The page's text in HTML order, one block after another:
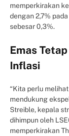
memperkirakan
dengan 2,7%
sebesar 0,3%.
Emas
Inflasi
“Kita perlu
mendukung
Streible, kepala
dihimpun oleh
memperkirakan